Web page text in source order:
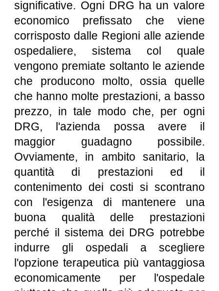
significative. Ogni DRG ha un valore
economico prefissato che viene
corrisposto dalle Regioni alle aziende
ospedaliere, sistema col quale
vengono premiate soltanto le aziende
che producono molto, ossia quelle
che hanno molte prestazioni, a basso
prezzo, in tale modo che, per ogni
DRG, l'azienda possa avere il
maggior guadagno possibile.
Ovviamente, in ambito sanitario, la
quantità di prestazioni ed il
contenimento dei costi si scontrano
con l'esigenza di mantenere una
buona qualità delle prestazioni
perché il sistema dei DRG potrebbe
indurre gli ospedali a scegliere
l'opzione terapeutica più vantaggiosa
economicamente per l'ospedale